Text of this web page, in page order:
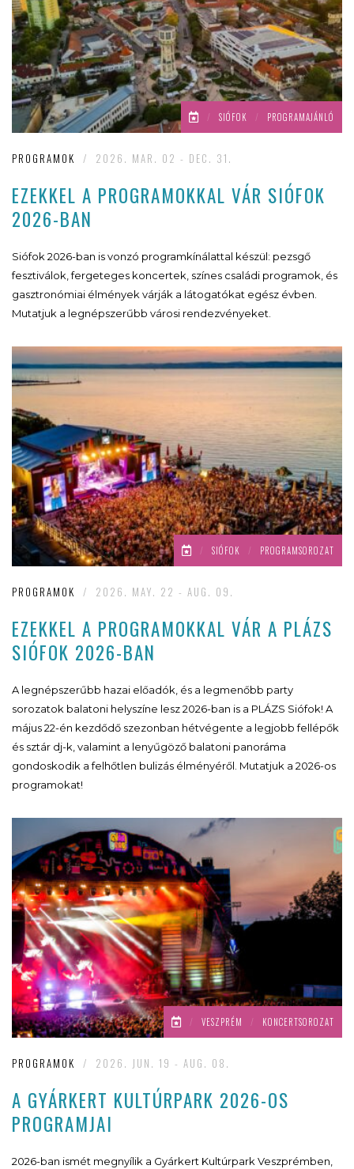
/ SIÓFOK / PROGRAMAJÁNLÓ
PROGRAMOK / 2026. MAR. 02 - DEC. 31.
EZEKKEL A PROGRAMOKKAL VÁR SIÓFOK
2026-BAN
Siófok 2026-ban is vonzó programkínálattal készül: pezsgő
fesztiválok, fergeteges koncertek, színes családi programok, és
gasztronómiai élmények várják a látogatókat egész évben.
Mutatjuk a legnépszerűbb városi rendezvényeket.
/ SIÓFOK / PROGRAMSOROZAT
PROGRAMOK / 2026. MAY. 22 - AUG. 09.
EZEKKEL A PROGRAMOKKAL VÁR A PLÁZS
SIÓFOK 2026-BAN
A legnépszerűbb hazai előadók, és a legmenőbb party
sorozatok balatoni helyszíne lesz 2026-ban is a PLÁZS Siófok! A
május 22-én kezdődő szezonban hétvégente a legjobb fellépők
és sztár dj-k, valamint a lenyűgöző balatoni panoráma
gondoskodik a felhőtlen bulizás élményéről. Mutatjuk a 2026-os
programokat!
/ VESZPRÉM / KONCERTSOROZAT
PROGRAMOK / 2026. JUN. 19 - AUG. 08.
A GYÁRKERT KULTÚRPARK 2026-OS
PROGRAMJAI
2026-ban ismét megnyílik a Gyárkert Kultúrpark Veszprémben,